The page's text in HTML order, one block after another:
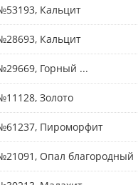
Кальцит
Кальцит
Горный ...
Золото
Пироморфит
Опал благородный